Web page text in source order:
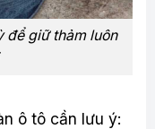
để giữ thảm luôn
ô tô cần lưu ý: